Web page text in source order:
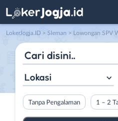
LokerJogja.ID > Sleman > Lowongan SPV Wahana – Chief
Lokasi
Tanpa Pengalaman 1 – 2